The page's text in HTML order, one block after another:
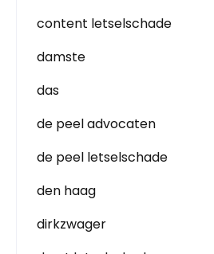
content letselschade
damste
das
de peel advocaten
de peel letselschade
den haag
dirkzwager